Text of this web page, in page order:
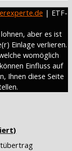
| ETF-
aber es ist
Einlage verlieren.
womöglich
Einfluss auf
Ihnen diese Seite